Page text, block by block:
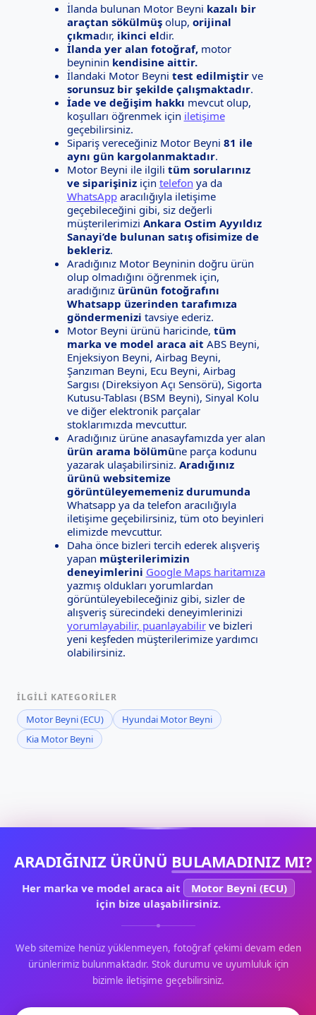
İlanda bulunan Motor Beyni kazalı bir
araçtan sökülmüşolup, orijinal
çıkmadır, ikinci eldir.
İlanda yer alan fotoğraf,motor
beyninin kendisine aittir.
İlandaki Motor Beyni test edilmiştirve
sorunsuz bir şekilde çalışmaktadır.
İade ve değişim hakkı mevcut olup,
koşulları öğrenmek için iletişime
geçebilirsiniz.
Sipariş vereceğiniz Motor Beyni 81 ile
aynı gün kargolanmaktadır.
Motor Beyni ile ilgili tüm sorularınız
ve siparişiniziçin telefon ya da
WhatsApparacılığıyla iletişime
geçebileceğini gibi, siz değerli
müşterilerimizi Ankara Ostim Ayyıldız
Sanayi’de bulunan satış ofisimize de
bekleriz.
Aradığınız Motor Beyninin doğru ürün
olup olmadığını öğrenmek için,
aradığınız ürünün fotoğrafını
Whatsapp üzerinden tarafımıza
göndermenizi tavsiye ederiz.
Motor Beyni ürünü haricinde, tüm
marka ve model araca ait ABS Beyni,
Enjeksiyon Beyni, Airbag Beyni,
Şanzıman Beyni, Ecu Beyni, Airbag
Sargısı (Direksiyon Açı Sensörü), Sigorta
Kutusu-Tablası (BSM Beyni), Sinyal Kolu
ve diğer elektronik parçalar
stoklarımızda mevcuttur.
Aradığınız ürüne anasayfamızda yer alan
ürün arama bölümüne parça kodunu
yazarak ulaşabilirsiniz. Aradığınız
ürünü websitemize
görüntüleyememeniz durumunda
Whatsapp ya da telefon aracılığıyla
iletişime geçebilirsiniz, tüm oto beyinleri
elimizde mevcuttur.
Daha önce bizleri tercih ederek alışveriş
yapan müşterilerimizin
deneyimlerini Google Maps haritamıza
yazmış oldukları yorumlardan
görüntüleyebileceğiniz gibi, sizler de
alışveriş sürecindeki deneyimlerinizi
yorumlayabilir, puanlayabilirve bizleri
yeni keşfeden müşterilerimize yardımcı
olabilirsiniz.
İLGILI KATEGORILER
Motor Beyni (ECU)
Hyundai Motor Beyni
Kia Motor Beyni
ARADIĞINIZ ÜRÜNÜ BULAMADINIZ MI?
Her marka ve model araca ait
Motor Beyni (ECU)
için bize ulaşabilirsiniz.
Web sitemize henüz yüklenmeyen, fotoğraf çekimi devam eden
ürünlerimiz bulunmaktadır. Stok durumu ve uyumluluk için
bizimle iletişime geçebilirsiniz.